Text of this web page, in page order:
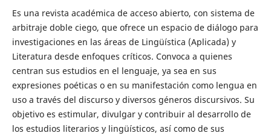
Es una revista académica de acceso abierto, con sistema de
arbitraje doble ciego, que ofrece un espacio de diálogo para
investigaciones en las áreas de Lingüística (Aplicada) y
Literatura desde enfoques críticos. Convoca a quienes
centran sus estudios en el lenguaje, ya sea en sus
expresiones poéticas o en su manifestación como lengua en
uso a través del discurso y diversos géneros discursivos. Su
objetivo es estimular, divulgar y contribuir al desarrollo de
los estudios literarios y lingüísticos, así como de sus